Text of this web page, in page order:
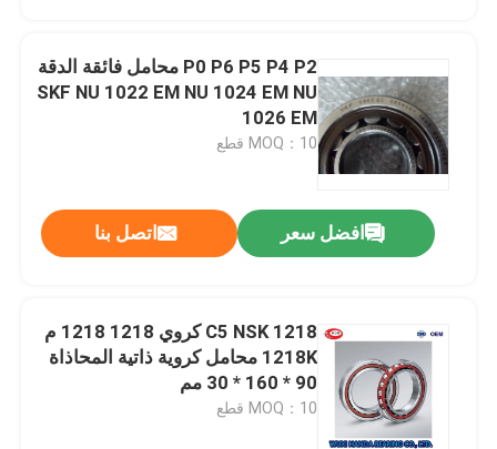
P0 P6 P5 P4 P2 محامل فائقة الدقة
SKF NU 1022 EM NU 1024 EM NU
1026 EM
MOQ：10 قطع
افضل سعر اتصل بنا
1218 C5 NSK كروي 1218 1218 م
1218K محامل كروية ذاتية المحاذاة
90 * 160 * 30 مم
MOQ：10 قطع